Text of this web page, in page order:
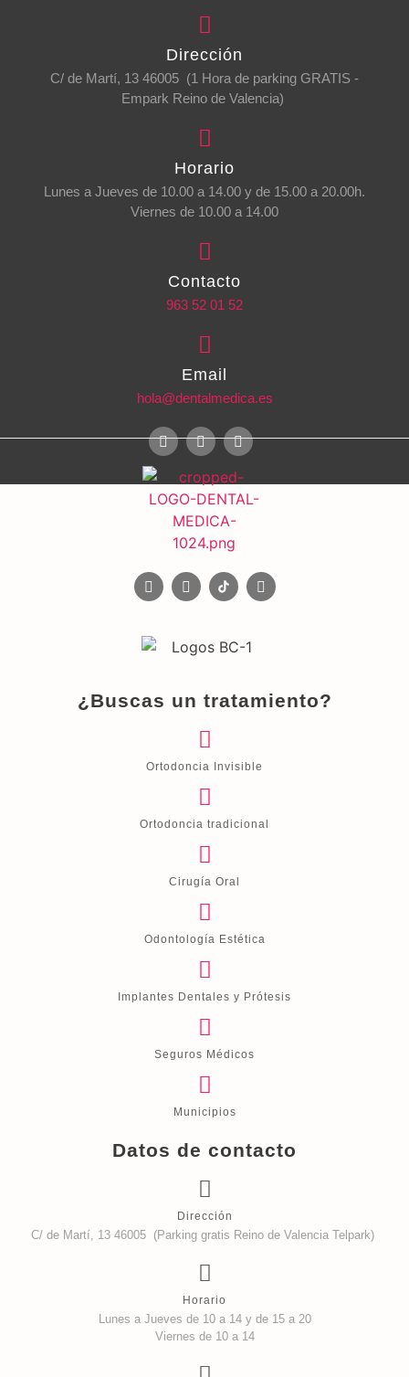
Dirección
C/ de Martí, 13 46005 (1 Hora de parking GRATIS -
Empark Reino de Valencia)
Horario
Lunes a Jueves de 10.00 a 14.00 y de 15.00 a 20.00h.
Viernes de 10.00 a 14.00
Contacto
963 52 01 52
Email
hola@dentalmedica.es
¿Buscas un tratamiento?
Ortodoncia Invisible
Ortodoncia tradicional
Cirugía Oral
Odontología Estética
Implantes Dentales y Prótesis
Seguros Médicos
Municipios
Datos de contacto
Dirección
C/ de Martí, 13 46005 (Parking gratis Reino de Valencia Telpark)
Horario
Lunes a Jueves de 10 a 14 y de 15 a 20
Viernes de 10 a 14